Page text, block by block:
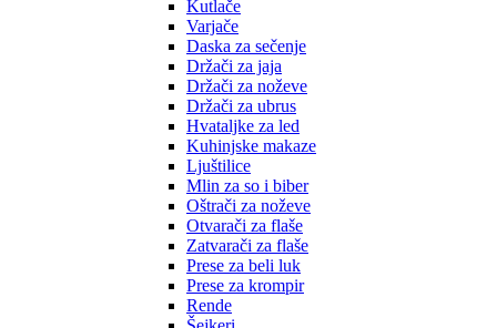
Kutlače
Varjače
Daska za sečenje
Držači za jaja
Držači za noževe
Držači za ubrus
Hvataljke za led
Kuhinjske makaze
Ljuštilice
Mlin za so i biber
Oštrači za noževe
Otvarači za flaše
Zatvarači za flaše
Prese za beli luk
Prese za krompir
Rende